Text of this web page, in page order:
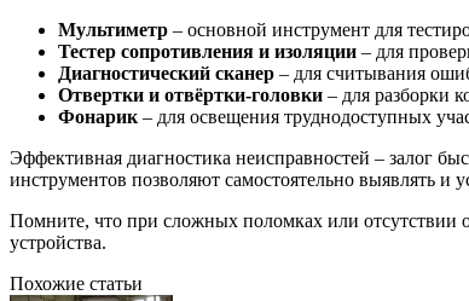
Мультиметр – основной инструмент для
Тестер сопротивления и изоляции – для
Диагностический сканер – для считывания
Отвертки и отвёртки-головки – для разборки
Фонарик – для освещения труднодоступных
Эффективная диагностика неисправностей – залог
инструментов позволяют самостоятельно выявлять и
Помните, что при сложных поломках или отсутствии
устройства.
Похожие статьи